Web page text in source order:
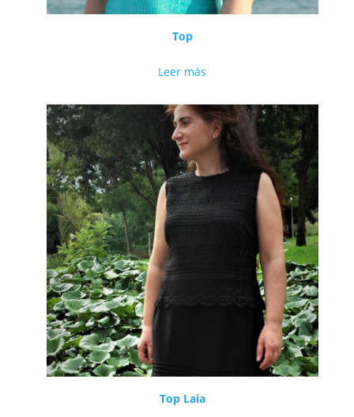
Top
Leer más
Top Laia